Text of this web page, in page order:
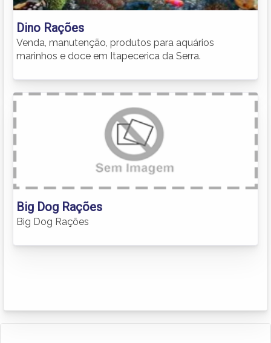
Dino Rações
Venda, manutenção, produtos para aquários
marinhos e doce em Itapecerica da Serra.
Big Dog Rações
Big Dog Rações